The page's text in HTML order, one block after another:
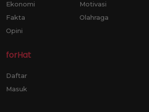
Ekonomi
Fakta
Opini
Motivasi
Olahraga
forHat
Daftar
Masuk